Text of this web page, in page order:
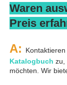
Waren
Preis
A:
Katalogbuch zu,
möchten. Wir